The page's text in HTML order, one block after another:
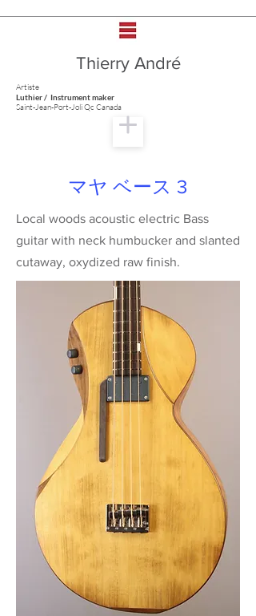
Thierry André
Artiste
Luthier / Instrument maker
Saint-Jean-Port-Joli Qc Canada
マヤ ベース 3
Local woods acoustic electric Bass
guitar with neck humbucker and slanted
cutaway, oxydized raw finish.